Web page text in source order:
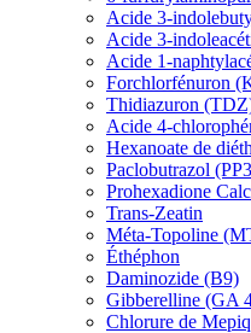
Acide 3-
Acide 3-
Acide 1-
Forchlorfénuron
Thidiazuron
Acide 4-
Hexanoate de
Paclobutrazol
Prohexadione
Trans-Zeatin
Méta-Topoline
Éthéphon
Daminozide (B9)
Gibberelline (GA
Chlorure de